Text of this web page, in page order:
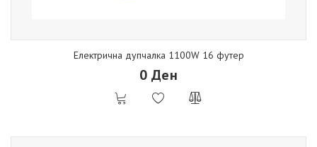
Електрична дупчалка 1100W 16 футер
0 Ден